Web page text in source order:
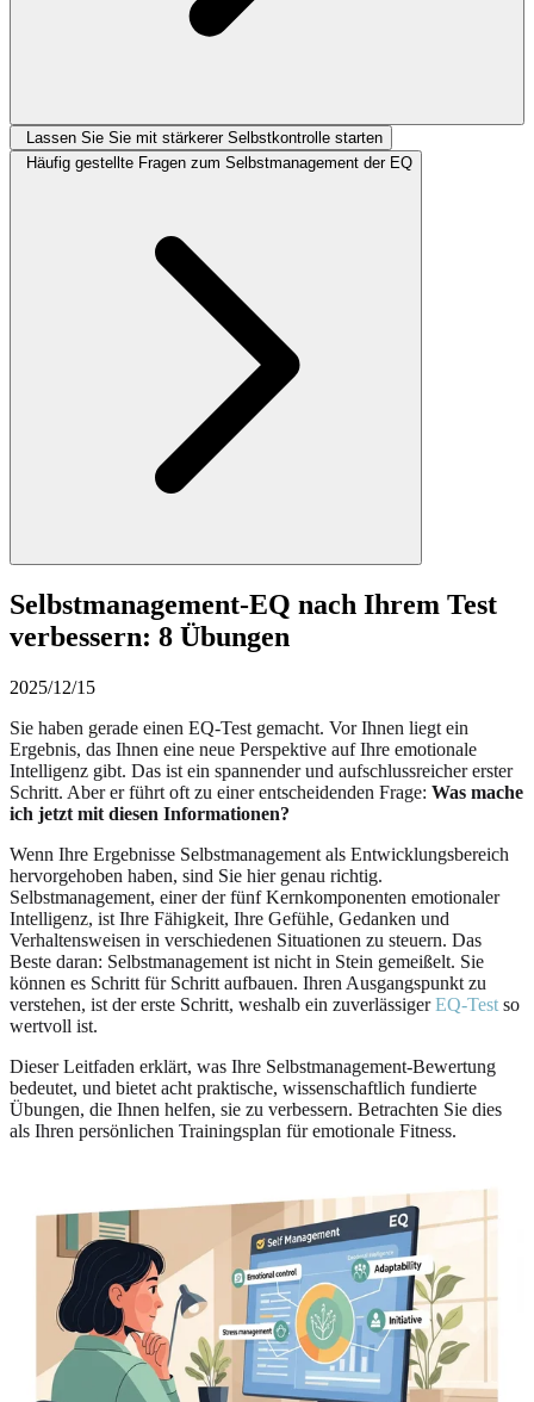
Lassen Sie Sie mit stärkerer Selbstkontrolle starten
Häufig gestellte Fragen zum Selbstmanagement der EQ
Selbstmanagement-EQ nach Ihrem Test
verbessern: 8 Übungen
2025/12/15
Sie haben gerade einen EQ-Test gemacht. Vor Ihnen liegt ein
Ergebnis, das Ihnen eine neue Perspektive auf Ihre emotionale
Intelligenz gibt. Das ist ein spannender und aufschlussreicher erster
Schritt. Aber er führt oft zu einer entscheidenden Frage: Was mache
ich jetzt mit diesen Informationen?
Wenn Ihre Ergebnisse Selbstmanagement als Entwicklungsbereich
hervorgehoben haben, sind Sie hier genau richtig.
Selbstmanagement, einer der fünf Kernkomponenten emotionaler
Intelligenz, ist Ihre Fähigkeit, Ihre Gefühle, Gedanken und
Verhaltensweisen in verschiedenen Situationen zu steuern. Das
Beste daran: Selbstmanagement ist nicht in Stein gemeißelt. Sie
können es Schritt für Schritt aufbauen. Ihren Ausgangspunkt zu
verstehen, ist der erste Schritt, weshalb ein zuverlässigerEQ-Test so
wertvoll ist.
Dieser Leitfaden erklärt, was Ihre Selbstmanagement-Bewertung
bedeutet, und bietet acht praktische, wissenschaftlich fundierte
Übungen, die Ihnen helfen, sie zu verbessern. Betrachten Sie dies
als Ihren persönlichen Trainingsplan für emotionale Fitness.